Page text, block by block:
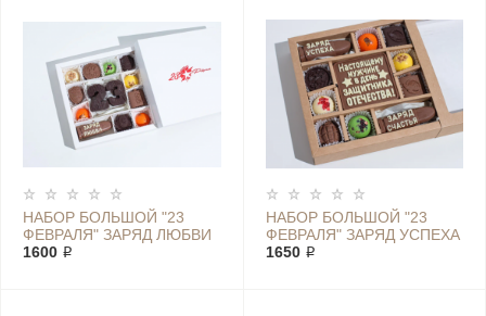
НАБОР БОЛЬШОЙ "23
ФЕВРАЛЯ" ЗАРЯД ЛЮБВИ
1600 ₽
НАБОР БОЛЬШОЙ "23
ФЕВРАЛЯ" ЗАРЯД УСПЕХА
1650 ₽